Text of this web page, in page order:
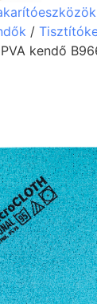
/
kendő